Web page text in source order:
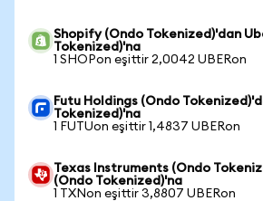
Shopify (Ondo Tokenized)'dan
Tokenized)'na
1 SHOPon eşittir 2,0042 UBERon
Futu Holdings (Ondo
Tokenized)'na
1 FUTUon eşittir 1,4837 UBERon
Texas Instruments (Ondo
(Ondo Tokenized)'na
1 TXNon eşittir 3,8807 UBERon